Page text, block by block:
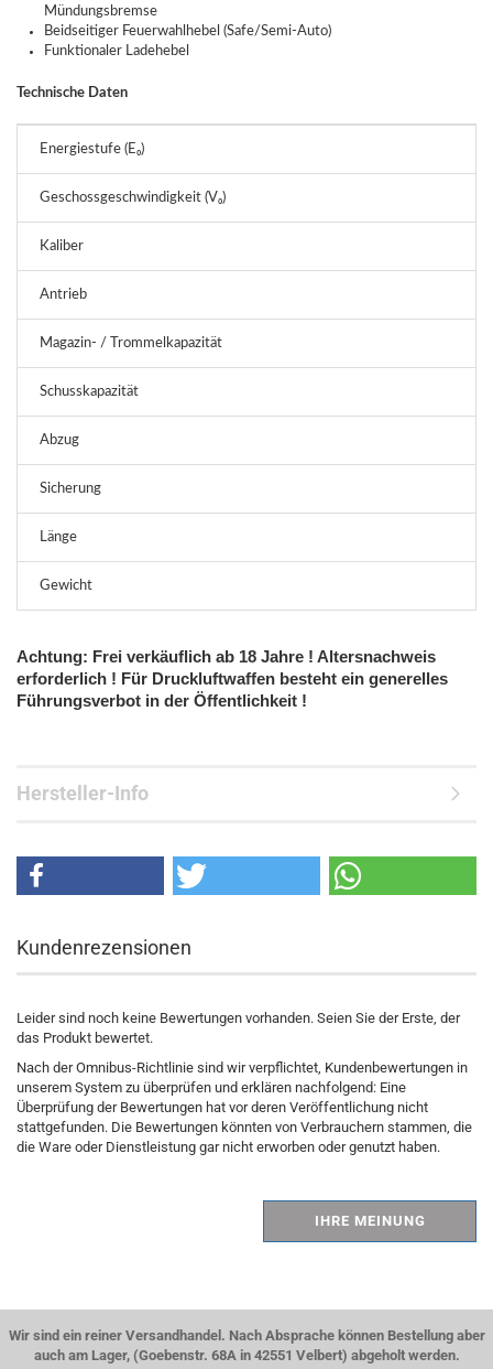
Mündungsbremse
Beidseitiger Feuerwahlhebel (Safe/Semi-Auto)
Funktionaler Ladehebel
Technische Daten
Energiestufe (E₀)
Geschossgeschwindigkeit (V₀)
Kaliber
Antrieb
Magazin- / Trommelkapazität
Schusskapazität
Abzug
Sicherung
Länge
Gewicht
Achtung: Frei verkäuflich ab 18 Jahre ! Altersnachweis
erforderlich ! Für Druckluftwaffen besteht ein generelles
Führungsverbot in der Öffentlichkeit !
Hersteller-Info
Kundenrezensionen
Leider sind noch keine Bewertungen vorhanden. Seien Sie der Erste, der
das Produkt bewertet.
Nach der Omnibus-Richtlinie sind wir verpflichtet, Kundenbewertungen in
unserem System zu überprüfen und erklären nachfolgend: Eine
Überprüfung der Bewertungen hat vor deren Veröffentlichung nicht
stattgefunden. Die Bewertungen könnten von Verbrauchern stammen, die
die Ware oder Dienstleistung gar nicht erworben oder genutzt haben.
IHRE MEINUNG
Wir sind ein reiner Versandhandel. Nach Absprache können Bestellung aber
auch am Lager, (Goebenstr. 68A in 42551 Velbert) abgeholt werden.